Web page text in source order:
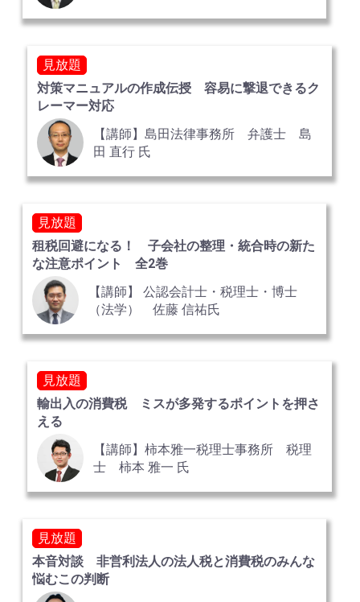
見放題
対策マニュアルの作成伝授 容易に撃退できるク
レーマー対応
【講師】島田法律事務所 弁護士 島
田 直行 氏
見放題
租税回避になる！ 子会社の整理・統合時の新た
な注意ポイント 全2巻
【講師】 公認会計士・税理士・博士
（法学） 佐藤 信祐氏
見放題
輸出入の消費税 ミスが多発するポイントを押さ
える
【講師】柿本雅一税理士事務所 税理
士 柿本 雅一 氏
見放題
本音対談 非営利法人の法人税と消費税のみんな
悩むこの判断